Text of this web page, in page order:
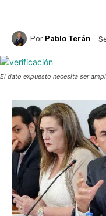
Por Pablo Terán
El dato expuesto necesita ser